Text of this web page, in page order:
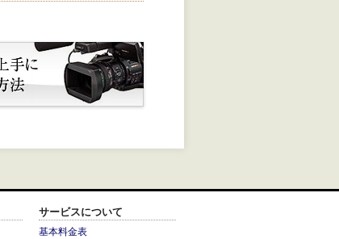
サービスについて
基本料金表